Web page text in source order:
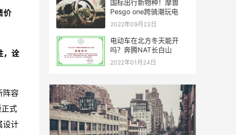
价
，诠
阵容
式
设计
国标出行新物种！摩兽
Pesgo one跨骑潮玩电
2022年09月23日
电动车在北方冬天能开
吗？奔腾NAT长白山
2022年01月24日